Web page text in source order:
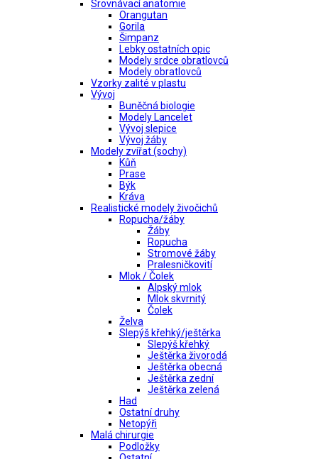
Srovnávací anatomie
Orangutan
Gorila
Šimpanz
Lebky ostatních opic
Modely srdce obratlovců
Modely obratlovců
Vzorky zalité v plastu
Vývoj
Buněčná biologie
Modely Lancelet
Vývoj slepice
Vývoj žáby
Modely zvířat (sochy)
Kůň
Prase
Býk
Kráva
Realistické modely živočichů
Ropucha/žáby
Žáby
Ropucha
Stromové žáby
Pralesničkovití
Mlok / Čolek
Alpský mlok
Mlok skvrnitý
Čolek
Želva
Slepýš křehký/ještěrka
Slepýš křehký
Ještěrka živorodá
Ještěrka obecná
Ještěrka zední
Ještěrka zelená
Had
Ostatní druhy
Netopýři
Malá chirurgie
Podložky